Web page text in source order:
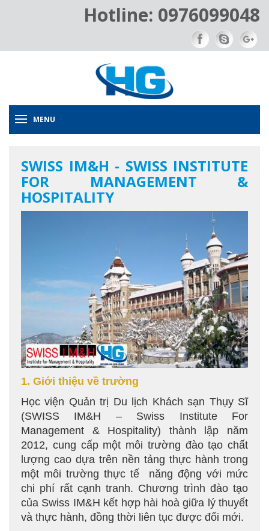
Hotline: 0976099048
MENU
SWISS IM&H - SWISS INSTITUTE
FOR MANAGEMENT &
HOSPITALITY
1. Giới thiệu về trường
Học viện Quản trị Du lịch Khách sạn Thụy Sĩ
(SWISS IM&H – Swiss Institute For
Management & Hospitality) thành lập năm
2012, cung cấp một môi trường đào tạo chất
lượng cao dựa trên nền tảng thực hành trong
một môi trường thực tế năng động với mức
chi phí rất cạnh tranh. Chương trình đào tạo
của Swiss IM&H kết hợp hài hoà giữa lý thuyết
và thực hành, đồng thời liên tục được đổi mới.